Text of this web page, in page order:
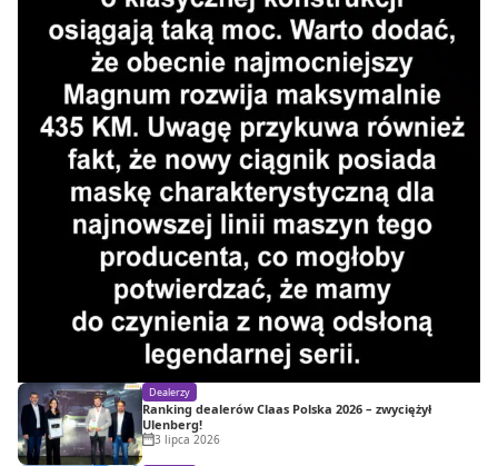
Dealerzy
Ranking dealerów Claas Polska 2026 – zwyciężył
Ulenberg!
3 lipca 2026